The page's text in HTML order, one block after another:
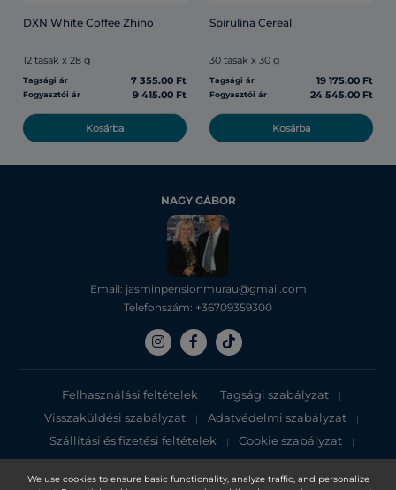
We use cookies to ensure basic functionality, analyze traffic, and personalize
DXN White Coffee Zhino
12 tasak x 28 g
Tagsági ár 7 355.00 Ft
Fogyasztói ár 9 415.00 Ft
Kosárba
Spirulina Cereal
30 tasak x 30 g
Tagsági ár 19 175.00 Ft
Fogyasztói ár 24 545.00 Ft
Kosárba
NAGY GÁBOR
Email: jasminpensionmurau@gmail.com
Telefonszám: +36709359300
Felhasználási feltételek | Tagsági szabályzat |
Visszaküldési szabályzat | Adatvédelmi szabályzat |
Szállítási és fizetési feltételek | Cookie szabályzat |
Adatvédelmi tájékoztató